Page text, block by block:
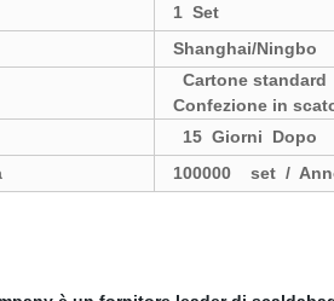
1 Set
Shanghai/Ningbo
Cartone standard
Confezione in
15 Giorni Dopo
100000 set /